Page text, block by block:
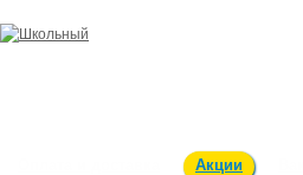
Акции